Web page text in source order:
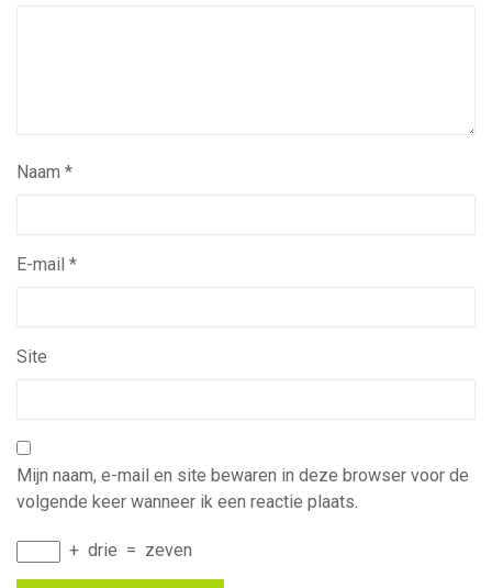
Naam *
E-mail *
Site
Mijn naam, e-mail en site bewaren in deze browser voor de
volgende keer wanneer ik een reactie plaats.
+ drie = zeven